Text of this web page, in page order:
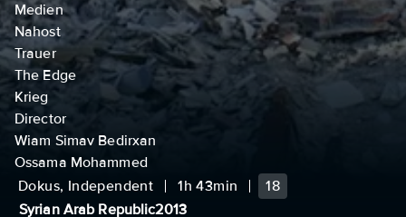
Medien
Nahost
Trauer
The Edge
Krieg
Director
Wiam Simav Bedirxan
Ossama Mohammed
Dokus, Independent
1h 43min
18
Syrian Arab Republic2013